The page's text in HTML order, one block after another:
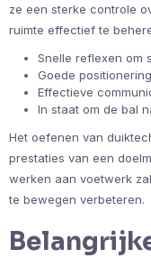
ze een sterke controle
ruimte effectief te
Snelle reflexen om
Goede
Effectieve
In staat om de bal
Het oefenen van
prestaties van een
werken aan voetwerk
te bewegen verbeteren.